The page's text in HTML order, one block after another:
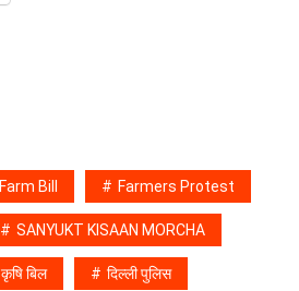
Farm Bill Farmers Protest
SANYUKT KISAAN MORCHA
कृषि बिल दिल्ली पुलिस